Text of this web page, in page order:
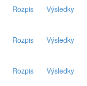
Rozpis Výsledky
Rozpis Výsledky
Rozpis Výsledky